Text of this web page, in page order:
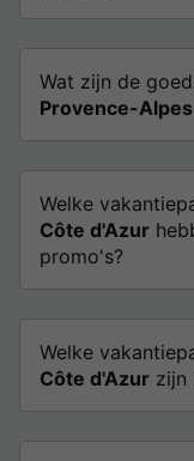
Wat zijn de
Provence-
Welke
Côte d'Azur
promo's?
Welke
Côte d'Azur zijn